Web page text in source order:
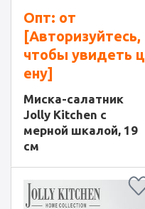
Опт: от
[Авторизуйтесь,
чтобы увидеть ц
ену]
Миска-салатник
Jolly Kitchen с
мерной шкалой, 19
см